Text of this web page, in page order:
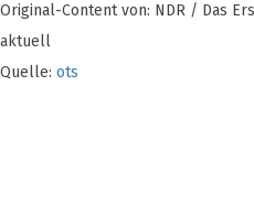
Original-Content von: NDR / Das
aktuell
Quelle: ots